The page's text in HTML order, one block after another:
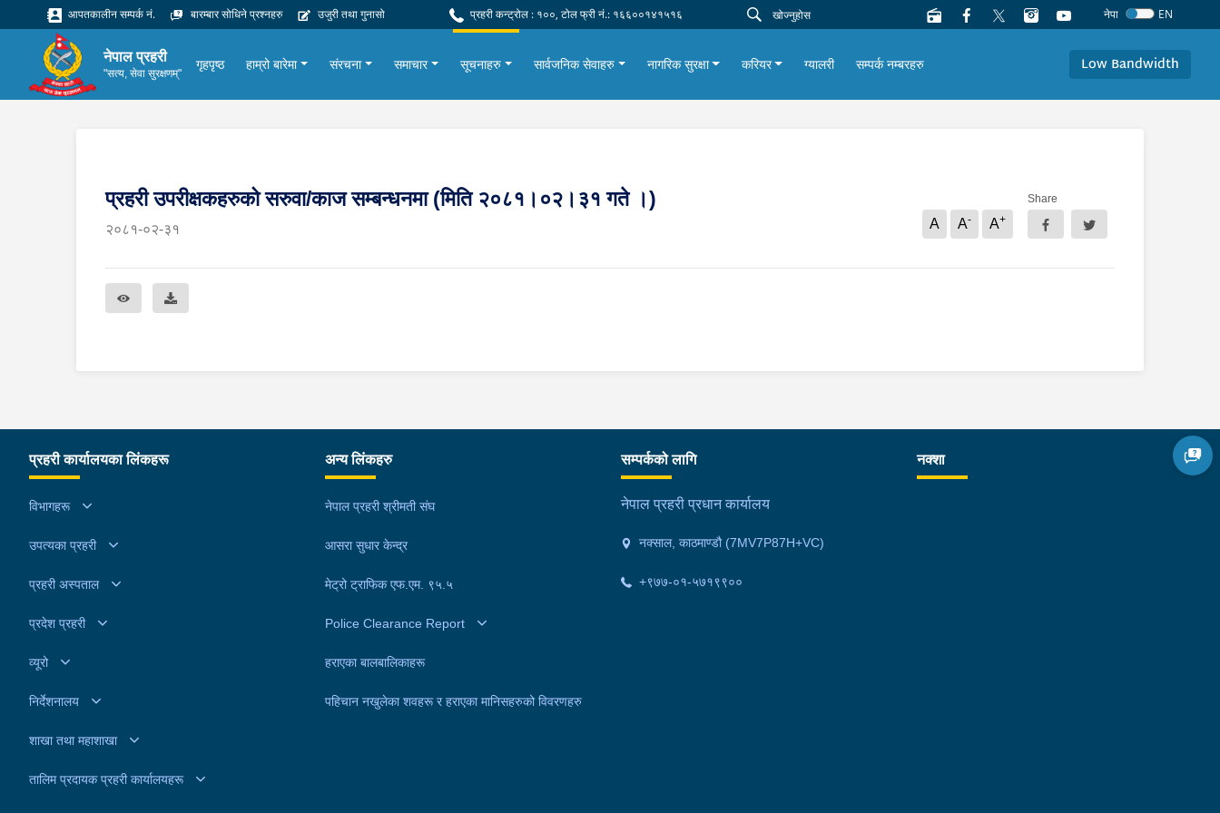
आपतकालीन सम्पर्क नं. बारम्बार सोधिने प्रश्नहरु उजुरी तथा गुनासो प्रहरी कन्ट्रोल : १००, टोल फ्री नं.: १६६००१४१५१६ नेपा EN
नेपाल प्रहरी
"सत्य, सेवा सुरक्षणम्"
गृहपृष्ठ हाम्रो बारेमा संरचना समाचार सूचनाहरु सार्वजनिक सेवाहरु नागरिक सुरक्षा करियर ग्यालरी सम्पर्क नम्बरहरु Low Bandwidth
प्रहरी उपरीक्षकहरुको सरुवा/काज सम्बन्धनमा (मिति २०८१।०२।३१ गते ।)
२०८१-०२-३१ A A- A+
Share
प्रहरी कार्यालयका लिंकहरू
विभागहरू
उपत्यका प्रहरी
प्रहरी अस्पताल
प्रदेश प्रहरी
व्यूरो
निर्देशनालय
शाखा तथा महाशाखा
तालिम प्रदायक प्रहरी कार्यालयहरू
अन्य लिंकहरु
नेपाल प्रहरी श्रीमती संघ
आसरा सुधार केन्द्र
मेट्रो ट्राफिक एफ.एम. ९५.५
Police Clearance Report
हराएका बालबालिकाहरू
पहिचान नखुलेका शवहरू र हराएका मानिसहरुको विवरणहरु
सम्पर्कको लागि
नेपाल प्रहरी प्रधान कार्यालय
नक्साल, काठमाण्डौ (7MV7P87H+VC)
+९७७-०१-५७१९९००
नक्शा